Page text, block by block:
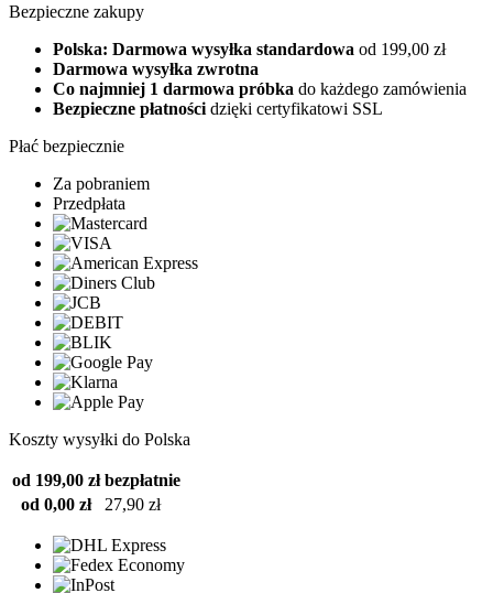
Bezpieczne zakupy
Polska: Darmowa wysyłka standardowa od 199,00 zł
Darmowa wysyłka zwrotna
Co najmniej 1 darmowa próbka do każdego zamówienia
Bezpieczne płatności dzięki certyfikatowi SSL
Płać bezpiecznie
Za pobraniem
Przedpłata
Koszty wysyłki do Polska
od 199,00 zł bezpłatnie
od 0,00 zł
27,90 zł